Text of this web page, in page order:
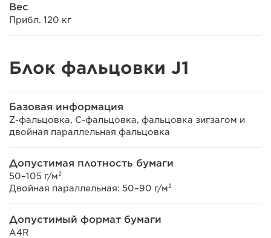
Вес
Прибл. 120 кг
Блок фальцовки J1
Базовая информация
Z-фальцовка, С-фальцовка, фальцовка зигзагом и
двойная параллельная фальцовка
Допустимая плотность бумаги
50–105 г/м²
Двойная параллельная: 50–90 г/м²
Допустимый формат бумаги
A4R